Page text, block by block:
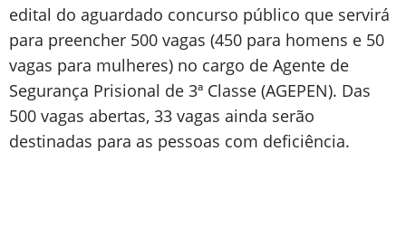
edital do aguardado concurso público que servirá
para preencher 500 vagas (450 para homens e 50
vagas para mulheres) no cargo de Agente de
Segurança Prisional de 3ª Classe (AGEPEN). Das
500 vagas abertas, 33 vagas ainda serão
destinadas para as pessoas com deficiência.